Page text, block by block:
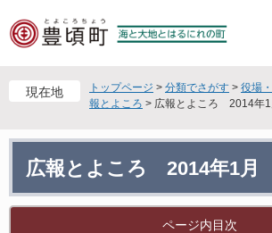
ー
す
ニ
し
文
現在地 トップページ > 分類でさがす > 役場
報とよころ > 広報とよころ 2014年1
広報とよころ 2014年1月
ページ内目次